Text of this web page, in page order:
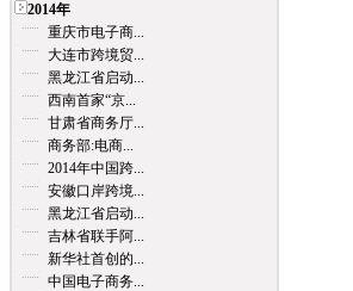
2014年
重庆市电子商...
大连市跨境贸...
黑龙江省启动...
西南首家“京...
甘肃省商务厅...
商务部:电商...
2014年中国跨...
安徽口岸跨境...
黑龙江省启动...
吉林省联手阿...
新华社首创的...
中国电子商务...